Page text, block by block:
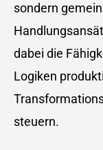
sondern
dabei die
Logiken
steuern.